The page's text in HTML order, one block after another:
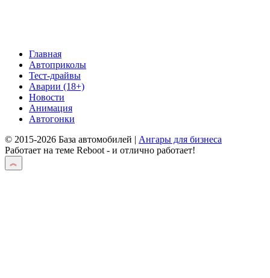
Главная
Автоприколы
Тест-драйвы
Аварии (18+)
Новости
Анимация
Автогонки
© 2015-2026 База автомобилей | Ангары для бизнеса
Работает на теме Reboot - и отлично работает!